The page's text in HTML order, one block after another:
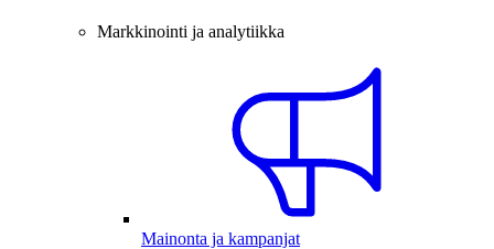
Markkinointi ja analytiikka
Mainonta ja kampanjat